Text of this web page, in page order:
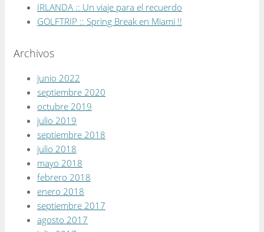
IRLANDA :: Un viaje para el recuerdo
GOLFTRIP :: Spring Break en Miami !!
Archivos
junio 2022
septiembre 2020
octubre 2019
julio 2019
septiembre 2018
julio 2018
mayo 2018
febrero 2018
enero 2018
septiembre 2017
agosto 2017